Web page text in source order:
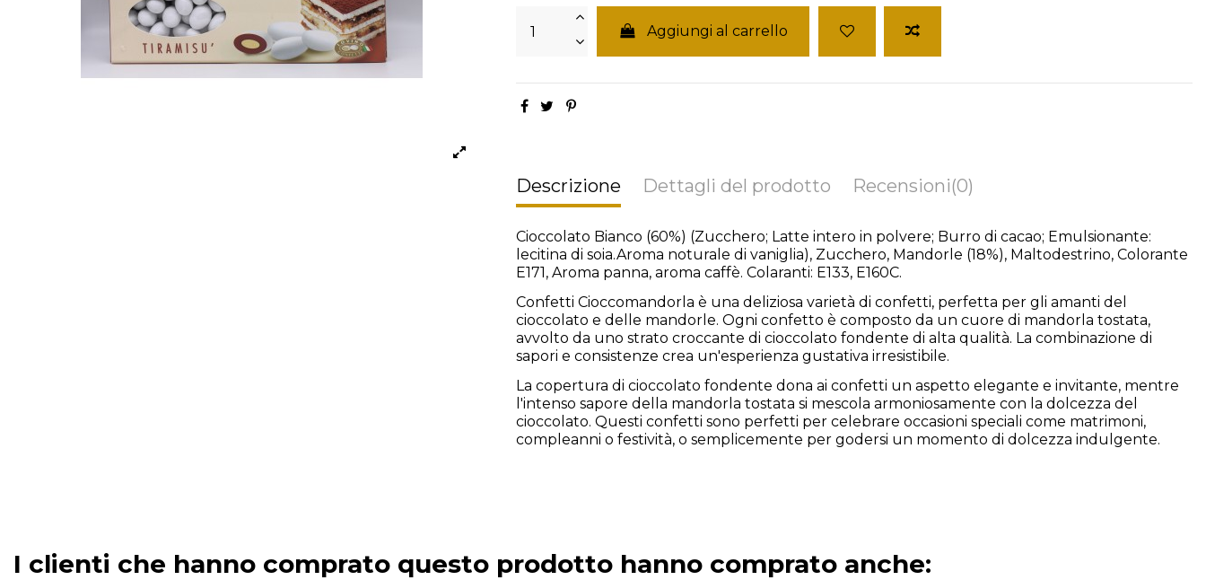
Aggiungi al carrello
Descrizione Dettagli del prodotto Recensioni(0)
Cioccolato Bianco (60%) (Zucchero; Latte intero in polvere; Burro di cacao; Emulsionante:
lecitina di soia.Aroma noturale di vaniglia), Zucchero, Mandorle (18%), Maltodestrino, Colorante
E171, Aroma panna, aroma caffè. Colaranti: E133, E160C.
Confetti Cioccomandorla è una deliziosa varietà di confetti, perfetta per gli amanti del
cioccolato e delle mandorle. Ogni confetto è composto da un cuore di mandorla tostata,
avvolto da uno strato croccante di cioccolato fondente di alta qualità. La combinazione di
sapori e consistenze crea un'esperienza gustativa irresistibile.
La copertura di cioccolato fondente dona ai confetti un aspetto elegante e invitante, mentre
l'intenso sapore della mandorla tostata si mescola armoniosamente con la dolcezza del
cioccolato. Questi confetti sono perfetti per celebrare occasioni speciali come matrimoni,
compleanni o festività, o semplicemente per godersi un momento di dolcezza indulgente.
I clienti che hanno comprato questo prodotto hanno comprato anche: